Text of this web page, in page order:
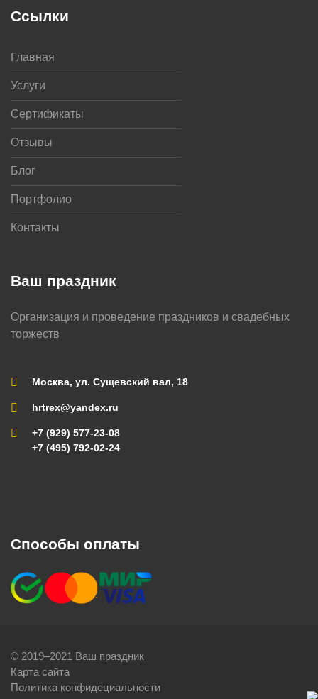
Ваш праздник
Организация и проведение праздников и свадебных
торжеств
Москва, ул. Сущевский вал, 18
hrtrex@yandex.ru
+7 (929) 577-23-08
+7 (495) 792-02-24
Ссылки
Главная
Услуги
Сертификаты
Отзывы
Блог
Портфолио
Контакты
Способы оплаты
© 2019–2021 Ваш праздник
Карта сайта
Политика конфидециальности